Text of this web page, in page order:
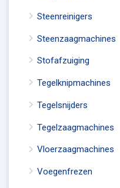
Steenreinigers
Steenzaagmachines
Stofafzuiging
Tegelknipmachines
Tegelsnijders
Tegelzaagmachines
Vloerzaagmachines
Voegenfrezen